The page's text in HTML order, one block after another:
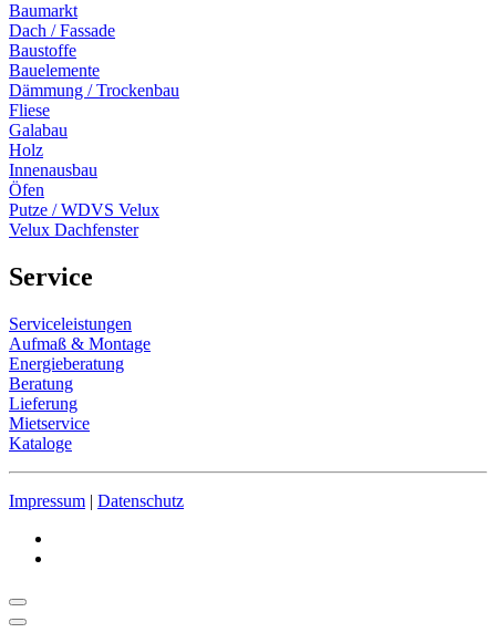
Baumarkt
Dach / Fassade
Baustoffe
Bauelemente
Dämmung / Trockenbau
Fliese
Galabau
Holz
Innenausbau
Öfen
Putze / WDVS Velux
Velux Dachfenster
Service
Serviceleistungen
Aufmaß & Montage
Energieberatung
Beratung
Lieferung
Mietservice
Kataloge
Impressum | Datenschutz